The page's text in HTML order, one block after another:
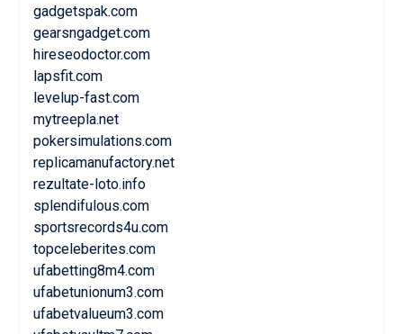
gadgetspak.com
gearsngadget.com
hireseodoctor.com
lapsfit.com
levelup-fast.com
mytreepla.net
pokersimulations.com
replicamanufactory.net
rezultate-loto.info
splendifulous.com
sportsrecords4u.com
topceleberites.com
ufabetting8m4.com
ufabetunionum3.com
ufabetvalueum3.com